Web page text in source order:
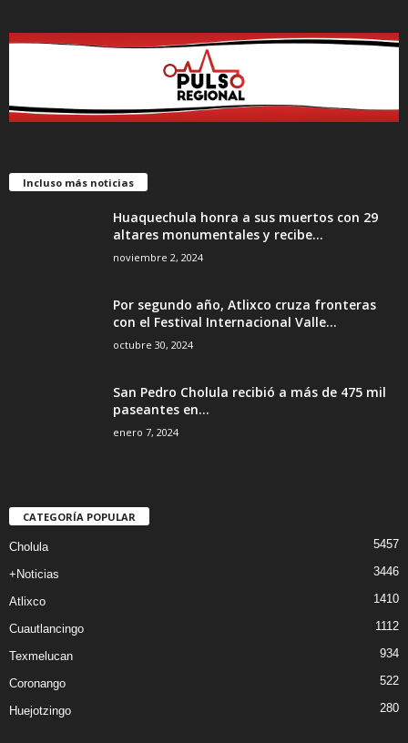
Incluso más noticias
Huaquechula honra a sus muertos con 29
altares monumentales y recibe...
noviembre 2, 2024
Por segundo año, Atlixco cruza fronteras
con el Festival Internacional Valle...
octubre 30, 2024
San Pedro Cholula recibió a más de 475 mil
paseantes en...
enero 7, 2024
CATEGORÍA POPULAR
Cholula 5457
+Noticias 3446
Atlixco 1410
Cuautlancingo 1112
Texmelucan 934
Coronango 522
Huejotzingo 280